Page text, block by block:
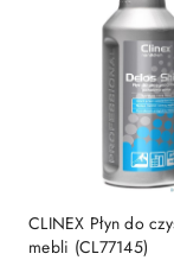
CLINEX Płyn do
mebli (CL77145)